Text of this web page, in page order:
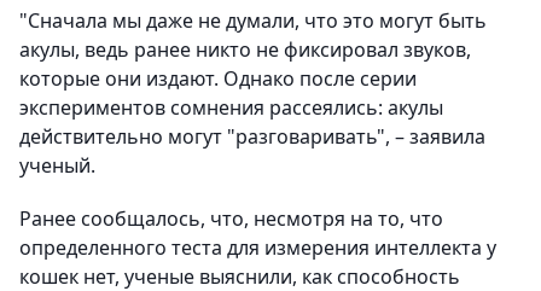
"Сначала мы даже не думали, что это могут быть
акулы, ведь ранее никто не фиксировал звуков,
которые они издают. Однако после серии
экспериментов сомнения рассеялись: акулы
действительно могут "разговаривать", – заявила
ученый.
Ранее сообщалось, что, несмотря на то, что
определенного теста для измерения интеллекта у
кошек нет, ученые выяснили, как способность